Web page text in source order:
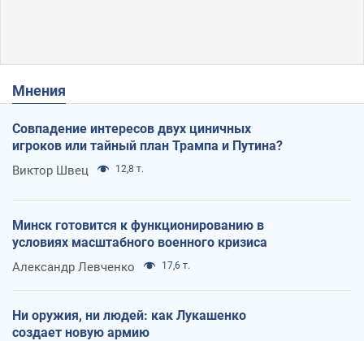
Мнения
Совпадение интересов двух циничных
игроков или тайный план Трампа и Путина?
Виктор Швец 12,8 т.
Минск готовится к функционированию в
условиях масштабного военного кризиса
Александр Левченко 17,6 т.
Ни оружия, ни людей: как Лукашенко
создает новую армию